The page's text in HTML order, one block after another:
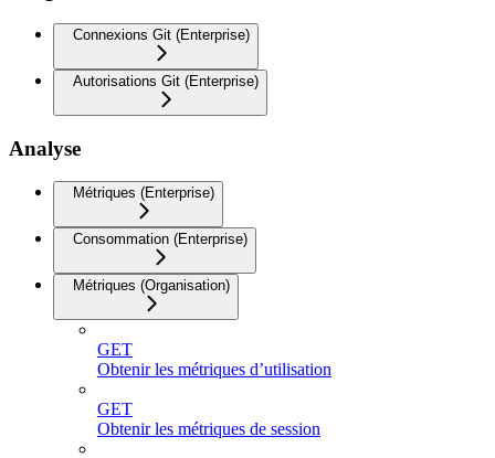
Connexions Git (Enterprise)
Autorisations Git (Enterprise)
Analyse
Métriques (Enterprise)
Consommation (Enterprise)
Métriques (Organisation)
GET
Obtenir les métriques d’utilisation
GET
Obtenir les métriques de session